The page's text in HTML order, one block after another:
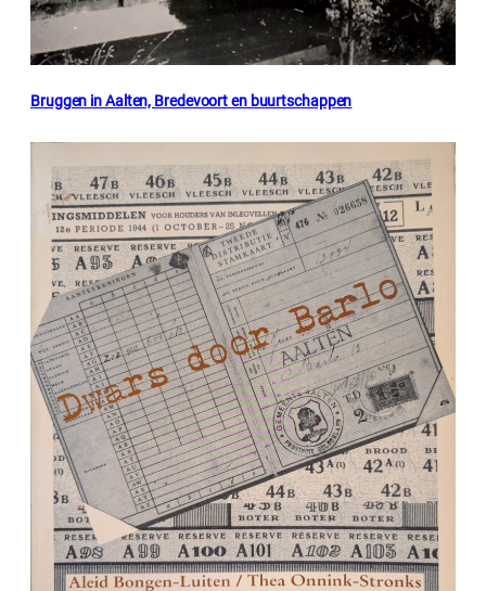
Bruggen in Aalten, Bredevoort en buurtschappen